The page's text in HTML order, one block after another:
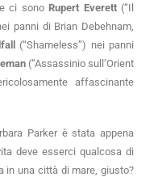
ci sono Rupert Everett(“Il
panni di Brian Debehnam,
(“Shameless”) nei panni
(“Assassinio sull’Orient
affascinante
Parker è stata appena
deve esserci qualcosa di
in una città di mare, giusto?